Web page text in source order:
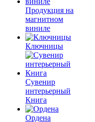
Продукция на
магнитном
виниле
Ключницы
Сувенир
интерьерный
Книга
Ордена